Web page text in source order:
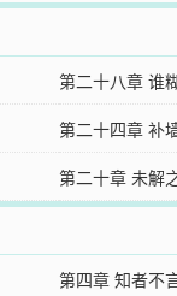
第二十八章 谁
第二十四章 补
第二十章 未解
第四章 知者不